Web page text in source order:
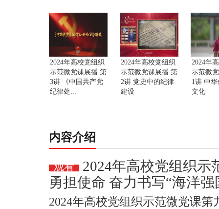
2024年高校党组织
示范微党课展播 第
3讲 《中国共产党
纪律处...
2024年高校党组织
示范微党课展播 第
2讲 党史中的纪律
建设
2024年
示范微
1讲 中
文化
内容介绍
观看
2024年高校党组织示
勇担使命 奋力书写“海洋
2024年高校党组织示范微党课